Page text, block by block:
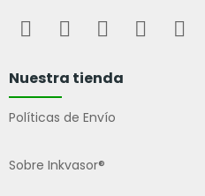
Nuestra tienda
Políticas de Envío
Sobre Inkvasor®